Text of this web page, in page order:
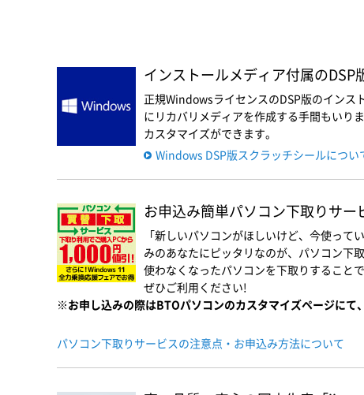
インストールメディア付属のDSP
正規WindowsライセンスのDSP版のインス
にリカバリメディアを作成する手間もいり
カスタマイズができます。
Windows DSP版スクラッチシールについ
お申込み簡単パソコン下取りサ
「新しいパソコンがほしいけど、今使っ
みのあなたにピッタリなのが、パソコン下
使わなくなったパソコンを下取りすること
ぜひご利用ください!
※お申し込みの際はBTOパソコンのカスタマイズページにて
パソコン下取りサービスの注意点・お申込み方法について